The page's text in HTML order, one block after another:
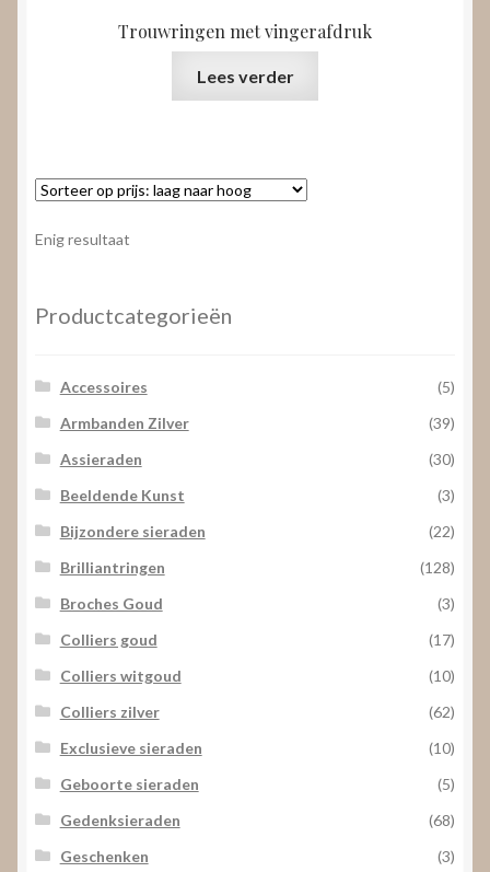
Trouwringen met vingerafdruk
Lees verder
Enig resultaat
Productcategorieën
Accessoires
(5)
Armbanden Zilver
(39)
Assieraden
(30)
Beeldende Kunst
(3)
Bijzondere sieraden
(22)
Brilliantringen
(128)
Broches Goud
(3)
Colliers goud
(17)
Colliers witgoud
(10)
Colliers zilver
(62)
Exclusieve sieraden
(10)
Geboorte sieraden
(5)
Gedenksieraden
(68)
Geschenken
(3)